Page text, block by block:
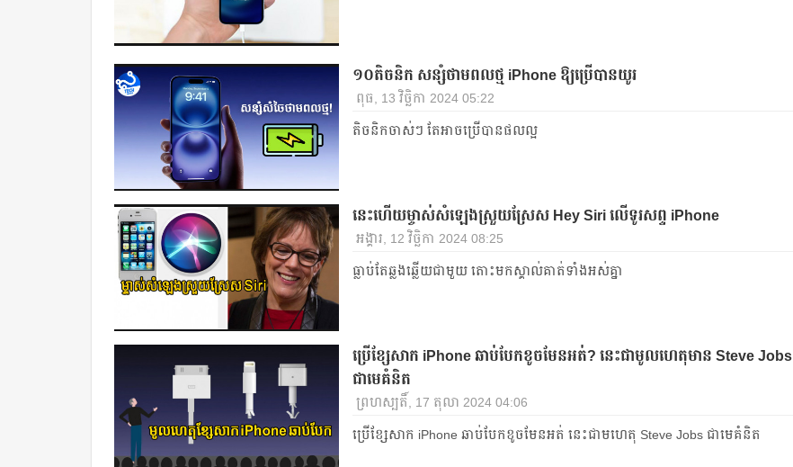
១០តិចនិក សន្សំថាមពលថ្ម iPhone ឱ្យប្រើបានយូរ
ពុធ, 13 វិច្ឆិកា 2024 05:22
តិចនិកចាស់ៗ តែអាចប្រើបានផលល្អ
នេះហើយម្ចាស់សំឡេងស្រួយស្រែស Hey Siri លើទូរសព្ទ iPhone
អង្គារ, 12 វិច្ឆិកា 2024 08:25
ធ្លាប់តែឆ្លងឆ្លើយជាមួយ តោះមកស្គាល់គាត់ទាំងអស់គ្នា
ប្រើខ្សែសាក iPhone ឆាប់បែកខូចមែនអត់? នេះជាមូលហេតុមាន Steve Jobs
ជាមេគំនិត
ព្រហស្បតិ៍, 17 តុលា 2024 04:06
ប្រើខ្សែសាក iPhone ឆាប់បែកខូចមែនអត់ នេះជាមហេតុ Steve Jobs ជាមេគំនិត